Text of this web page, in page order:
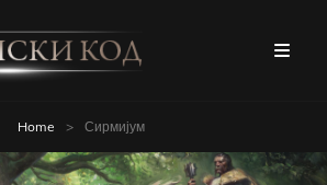
Home > Сирмијум